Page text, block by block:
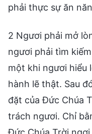
phải thực sự ăn
2 Ngươi phải mở
ngươi phải tìm
một khi ngươi hiểu
hành lẽ thật. Sau
đặt của Đức Chúa
trách ngươi. Chỉ